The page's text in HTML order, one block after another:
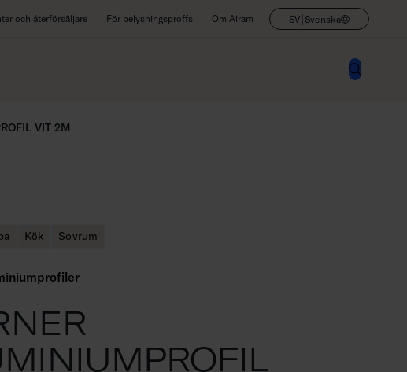
och återförsäljare För belysningsproffs Om Airam SV| Svenska
VIT 2M
Kök Sovrum